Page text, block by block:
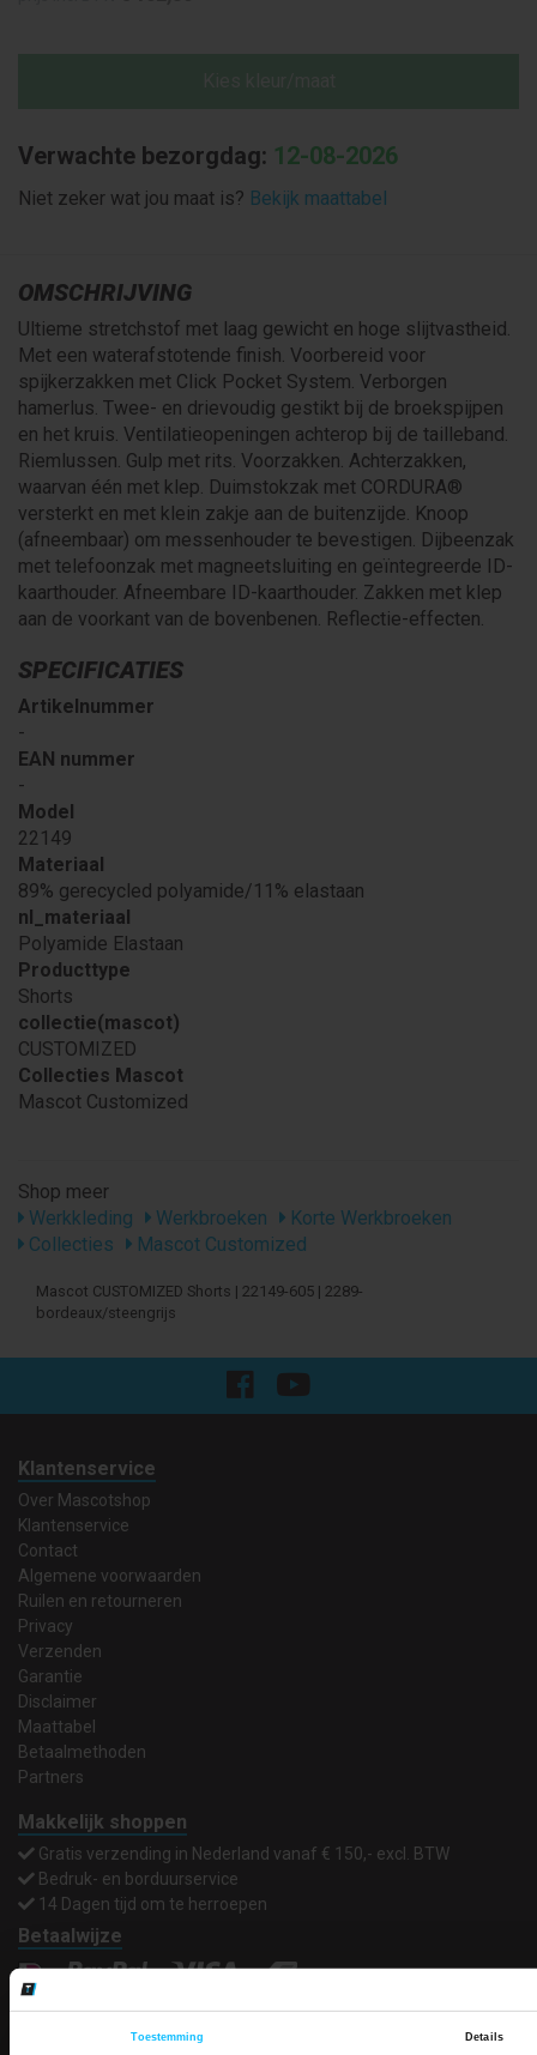
Toestemming Details
Verwachte bezorgdag: 12-08-2026
Niet zeker wat jou maat is? Bekijk maattabel
OMSCHRIJVING
Ultieme stretchstof met laag gewicht en hoge slijtvastheid.
Met een waterafstotende finish. Voorbereid voor
spijkerzakken met Click Pocket System. Verborgen
hamerlus. Twee- en drievoudig gestikt bij de broekspijpen
en het kruis. Ventilatieopeningen achterop bij de tailleband.
Riemlussen. Gulp met rits. Voorzakken. Achterzakken,
waarvan één met klep. Duimstokzak met CORDURA®
versterkt en met klein zakje aan de buitenzijde. Knoop
(afneembaar) om messenhouder te bevestigen. Dijbeenzak
met telefoonzak met magneetsluiting en geïntegreerde ID-
kaarthouder. Afneembare ID-kaarthouder. Zakken met klep
aan de voorkant van de bovenbenen. Reflectie-effecten.
SPECIFICATIES
Artikelnummer
-
EAN nummer
-
Model
22149
Materiaal
89% gerecycled polyamide/11% elastaan
nl_materiaal
Polyamide Elastaan
Producttype
Shorts
collectie(mascot)
CUSTOMIZED
Collecties Mascot
Mascot Customized
Shop meer
Werkkleding
Werkbroeken
Korte Werkbroeken
Collecties
Mascot Customized
Mascot CUSTOMIZED Shorts | 22149-605 | 2289-
bordeaux/steengrijs
Klantenservice
Over Mascotshop
Klantenservice
Contact
Algemene voorwaarden
Ruilen en retourneren
Privacy
Verzenden
Garantie
Disclaimer
Maattabel
Betaalmethoden
Partners
Makkelijk shoppen
Gratis verzending in Nederland vanaf € 150,- excl. BTW
Bedruk- en borduurservice
14 Dagen tijd om te herroepen
Betaalwijze